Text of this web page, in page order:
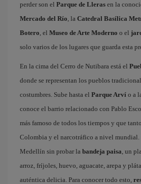
perder son el Parque de Lleras en la
Mercado del Río, la Catedral Basílica
Botero, el Museo de Arte Moderno o el
solo varios de los lugares que guarda esta
En la cima del Cerro de Nutibara está el
donde se representan los pueblos
costumbres. Sube hasta el Parque Arví o a
conoce el barrio relacionado con Pablo
más famoso de todos los tiempos y que
Colombia y el narcotráfico a nivel mundial.
Medellín sin probar la bandeja paisa, un
arroz, fríjoles, huevo, aguacate, arepa y
auténtica delicia. Para conocer todo esto,